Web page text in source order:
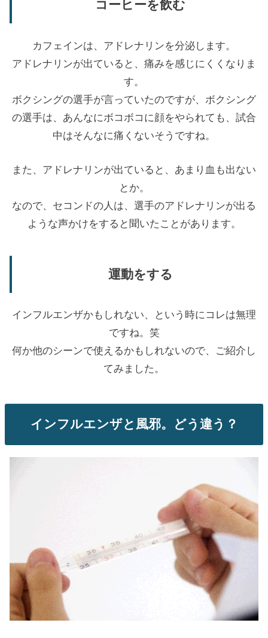
コーヒーを飲む
カフェインは、アドレナリンを分泌します。
アドレナリンが出ていると、痛みを感じにくくなりま
す。
ボクシングの選手が言っていたのですが、ボクシング
の選手は、あんなにボコボコに顔をやられても、試合
中はそんなに痛くないそうですね。
また、アドレナリンが出ていると、あまり血も出ない
とか。
なので、セコンドの人は、選手のアドレナリンが出る
ような声かけをすると聞いたことがあります。
運動をする
インフルエンザかもしれない、という時にコレは無理
ですね。笑
何か他のシーンで使えるかもしれないので、ご紹介し
てみました。
インフルエンザと風邪。どう違う？